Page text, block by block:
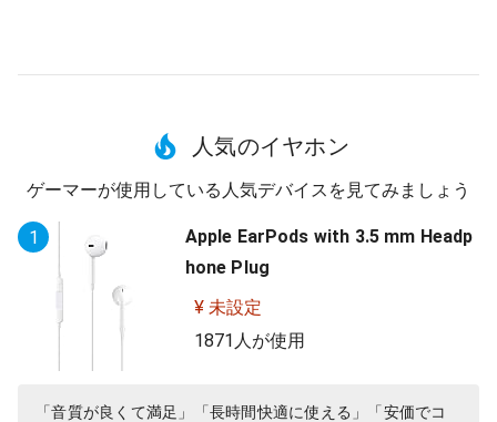
人気のイヤホン
ゲーマーが使用している人気デバイスを見てみましょう
1
Apple EarPods with 3.5 mm Headp
hone Plug
¥ 未設定
1871人が使用
「音質が良くて満足」「長時間快適に使える」「安価でコ